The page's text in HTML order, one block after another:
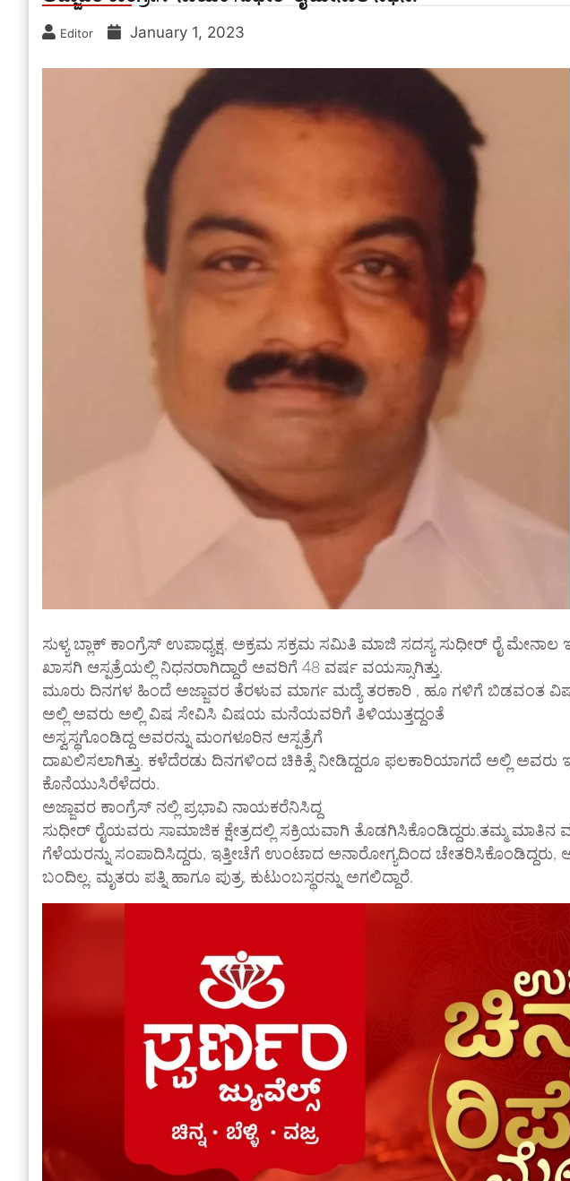
Editor January 1, 2023
ಸುಳ್ಯ ಬ್ಲಾಕ್ ಕಾಂಗ್ರೆಸ್ ಉಪಾಧ್ಯಕ್ಷ, ಅಕ್ರಮ ಸಕ್ರಮ ಸಮಿತಿ ಮಾಜಿ ಸದಸ್ಯ ಸುಧೀರ್ ರೈ
ಖಾಸಗಿ ಆಸ್ಪತ್ರೆಯಲ್ಲಿ ನಿಧನರಾಗಿದ್ದಾರೆ ಅವರಿಗೆ 48 ವರ್ಷ ವಯಸ್ಸಾಗಿತ್ತು.
ಮೂರು ದಿನಗಳ ಹಿಂದೆ ಅಜ್ಜಾವರ ತೆರಳುವ ಮಾರ್ಗ ಮದ್ಯೆ ತರಕಾರಿ , ಹೂ ಗಳಿಗೆ ಬಿಡವಂತ
ಅಲ್ಲಿ ಅವರು ಅಲ್ಲಿ ವಿಷ ಸೇವಿಸಿ ವಿಷಯ ಮನೆಯವರಿಗೆ ತಿಳಿಯುತ್ತದ್ದಂತೆ
ಅಸ್ವಸ್ಥಗೊಂಡಿದ್ದ ಅವರನ್ನು ಮಂಗಳೂರಿನ ಆಸ್ಪತ್ರೆಗೆ
ದಾಖಲಿಸಲಾಗಿತ್ತು. ಕಳೆದೆರಡು ದಿನಗಳಿಂದ ಚಿಕಿತ್ಸೆ ನೀಡಿದ್ದರೂ ಫಲಕಾರಿಯಾಗದೆ ಅಲ್ಲಿ ಅವರು
ಕೊನೆಯುಸಿರೆಳೆದರು.
ಅಜ್ಜಾವರ ಕಾಂಗ್ರೆಸ್ ನಲ್ಲಿ ಪ್ರಭಾವಿ ನಾಯಕರೆನಿಸಿದ್ದ
ಸುಧೀರ್ ರೈಯವರು ಸಾಮಾಜಿಕ ಕ್ಷೇತ್ರದಲ್ಲಿ ಸಕ್ರಿಯವಾಗಿ ತೊಡಗಿಸಿಕೊಂಡಿದ್ದರು.ತಮ್ಮ ಮಾತಿನ
ಗೆಳೆಯರನ್ನು ಸಂಪಾದಿಸಿದ್ದರು, ಇತ್ತೀಚೆಗೆ ಉಂಟಾದ ಅನಾರೋಗ್ಯದಿಂದ ಚೇತರಿಸಿಕೊಂಡಿದ್ದರು,
ಬಂದಿಲ್ಲ. ಮೃತರು ಪತ್ನಿ ಹಾಗೂ ಪುತ್ರ, ಕುಟುಂಬಸ್ಥರನ್ನು ಅಗಲಿದ್ದಾರೆ.